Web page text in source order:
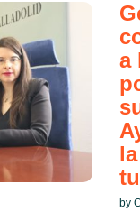
a
by